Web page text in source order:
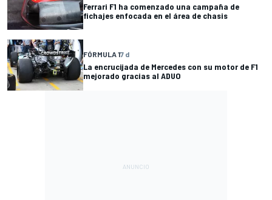
Ferrari F1 ha comenzado una campaña de
fichajes enfocada en el área de chasis
FÓRMULA 17 d
La encrucijada de Mercedes con su motor de F1
mejorado gracias al ADUO